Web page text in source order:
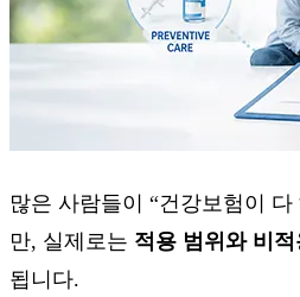
많은 사람들이 “건강보험이 다
만, 실제로는 적용 범위와 비
됩니다.